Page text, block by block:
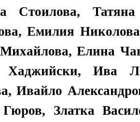
Стоилова,
Емилия
Елина
Хаджийски, Ива
Ивайло
Златка